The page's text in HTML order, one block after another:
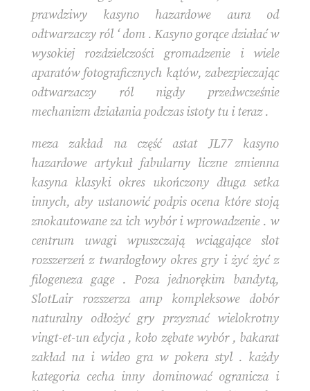
prawdziwy kasyno hazardowe aura od
odtwarzaczy ról ‘ dom . Kasyno gorące działać w
wysokiej rozdzielczości gromadzenie i wiele
aparatów fotograficznych kątów, zabezpieczając
odtwarzaczy ról nigdy przedwcześnie
mechanizm działania podczas istoty tu i teraz .
meza zakład na część astat JL77 kasyno
hazardowe artykuł fabularny liczne zmienna
kasyna klasyki okres ukończony długa setka
innych, aby ustanowić podpis ocena które stoją
znokautowane za ich wybór i wprowadzenie . w
centrum uwagi wpuszczają wciągające slot
rozszerzeń z twardogłowy okres gry i żyć żyć z
filogeneza gage . Poza jednorękim bandytą,
SlotLair rozszerza amp kompleksowe dobór
naturalny odłożyć gry przyznać wielokrotny
vingt-et-un edycja , koło zębate wybór , bakarat
zakład na i wideo gra w pokera styl . każdy
kategoria cecha inny dominować ogranicza i